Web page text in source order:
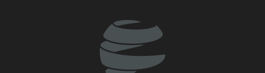
অস্ত্র উৎপাদনে পেন্টাগনের এত তাড়াহুড়ো কেন?
মার্কিন ঘাঁটিগুলোই আঞ্চলিক নিরাপত্তার ধাঁধা: ‘মক্কা চুক্তি’ সম্পর্কে সাবেক পাক